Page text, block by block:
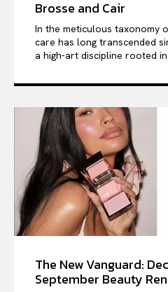
Brosse and Cair
In the meticulous taxonomy
care has long transcended
a high-art discipline rooted
The New Vanguard:
September Beauty